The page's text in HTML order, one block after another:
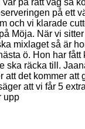
på ett
och vi klarade
Möja. När vi
mixlaget så är
ö. Hon har fått
ska räcka till.
att det kommer att
att vi får 5
upp